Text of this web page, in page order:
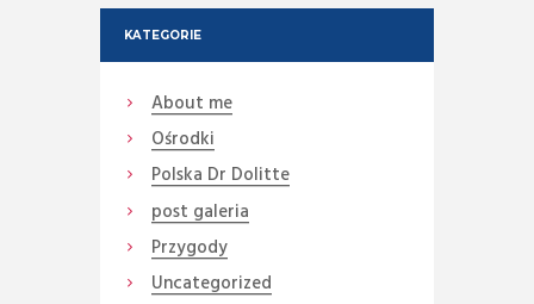
KATEGORIE
About me
Ośrodki
Polska Dr Dolitte
post galeria
Przygody
Uncategorized